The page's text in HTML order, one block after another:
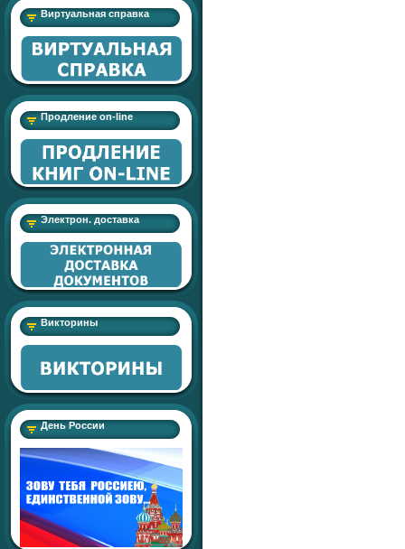
Виртуальная справка
Продление on-line
Электрон. доставка
Викторины
День России